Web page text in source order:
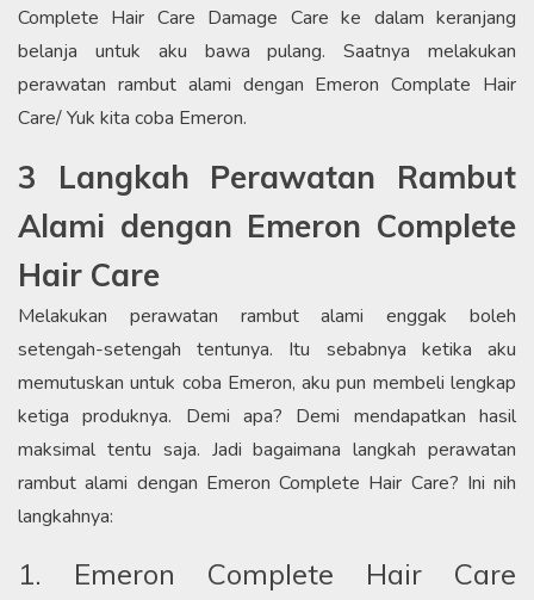
Complete Hair Care Damage Care ke dalam keranjang
belanja untuk aku bawa pulang. Saatnya melakukan
perawatan rambut alami dengan Emeron Complate Hair
Care/ Yuk kita coba Emeron.
3 Langkah Perawatan Rambut
Alami dengan Emeron Complete
Hair Care
Melakukan perawatan rambut alami enggak boleh
setengah-setengah tentunya. Itu sebabnya ketika aku
memutuskan untuk coba Emeron, aku pun membeli lengkap
ketiga produknya. Demi apa? Demi mendapatkan hasil
maksimal tentu saja. Jadi bagaimana langkah perawatan
rambut alami dengan Emeron Complete Hair Care? Ini nih
langkahnya:
1. Emeron Complete Hair Care